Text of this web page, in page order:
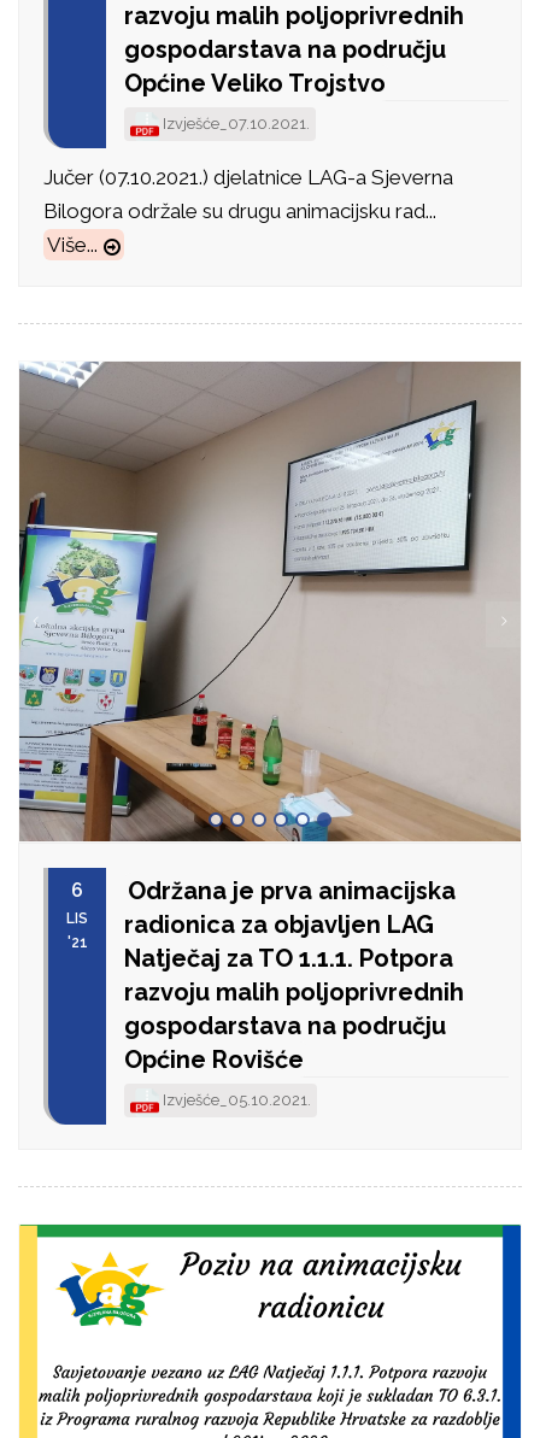
razvoju malih poljoprivrednih
gospodarstava na području
Općine Veliko Trojstvo
Izvješće_07.10.2021.
Jučer (07.10.2021.) djelatnice LAG-a Sjeverna
Bilogora održale su drugu animacijsku rad...
Više...
6
LIS
'21
Održana je prva animacijska
radionica za objavljen LAG
Natječaj za TO 1.1.1. Potpora
razvoju malih poljoprivrednih
gospodarstava na području
Općine Rovišće
Izvješće_05.10.2021.